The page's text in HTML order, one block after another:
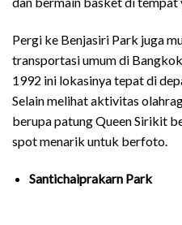
Pergi ke Benjasiri Park juga
transportasi umum di
1992 ini lokasinya tepat di
Selain melihat aktivitas
berupa patung Queen Sirikit
spot menarik untuk berfoto.
Santichaiprakarn Park